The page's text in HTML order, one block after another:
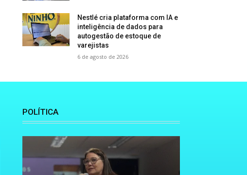
Nestlé cria plataforma com IA e
inteligência de dados para
autogestão de estoque de
varejistas
6 de agosto de 2026
POLÍTICA